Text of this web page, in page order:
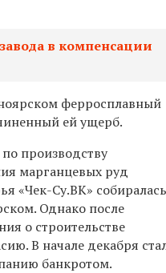
в компенсации
ферросплавный
ей ущерб.
производству
марганцевых руд
«Чек-Су.ВК» собиралась
Однако после
о строительстве
В начале декабря
банкротом.